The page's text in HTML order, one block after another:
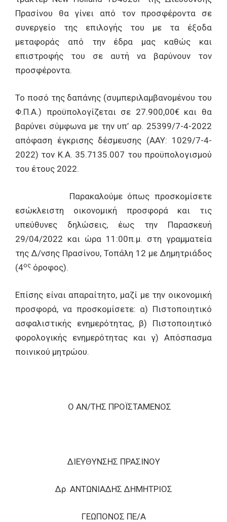
Πρασίνου θα γίνει από τον προσφέροντα σε
συνεργείο της επιλογής του με τα έξοδα
μεταφοράς από την έδρα μας καθώς και
επιστροφής του σε αυτή να βαρύνουν τον
προσφέροντα.
Το ποσό της δαπάνης (συμπεριλαμβανομένου του
Φ.Π.Α.) προϋπολογίζεται σε 27.900,00€ και θα
βαρύνει σύμφωνα με την υπ’ αρ. 25399/7-4-2022
απόφαση έγκρισης δέσμευσης (ΑΑΥ: 1029/7-4-
2022) τον Κ.Α. 35.7135.007 του προϋπολογισμού
του έτους 2022.
Παρακαλούμε όπως προσκομίσετε
εσώκλειστη οικονομική προσφορά και τις
υπεύθυνες δηλώσεις, έως την Παρασκευή
29/04/2022 και ώρα 11:00π.μ. στη γραμματεία
της Δ/νσης Πρασίνου, Τοπάλη 12 με Δημητριάδος
(4ος όροφος).
Επίσης είναι απαραίτητο, μαζί με την οικονομική
προσφορά, να προσκομίσετε: α) Πιστοποιητικό
ασφαλιστικής ενημερότητας, β) Πιστοποιητικό
φορολογικής ενημερότητας και γ) Απόσπασμα
ποινικού μητρώου.
O ΑΝ/ΤΗΣ ΠΡΟΪΣΤΑΜΕΝΟΣ
ΔΙΕΥΘΥΝΣΗΣ ΠΡΑΣΙΝΟΥ
Δρ ΑΝΤΩΝΙΑΔΗΣ ΔΗΜΗΤΡΙΟΣ
ΓΕΩΠΟΝΟΣ ΠΕ/Α